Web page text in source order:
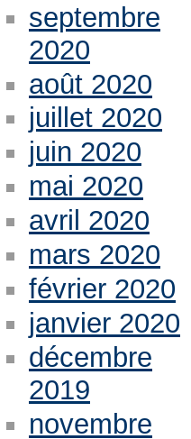
septembre
2020
août 2020
juillet 2020
juin 2020
mai 2020
avril 2020
mars 2020
février 2020
janvier 2020
décembre
2019
novembre